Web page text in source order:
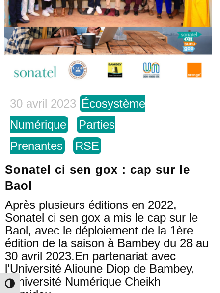
Toggle High Contrast
30 avril 2023 Écosystème
Numérique
Parties
Prenantes
RSE
Sonatel ci sen gox : cap sur le
Baol
Après plusieurs éditions en 2022,
Sonatel ci sen gox a mis le cap sur le
Baol, avec le déploiement de la 1ère
édition de la saison à Bambey du 28 au
30 avril 2023.En partenariat avec
l'Université Alioune Diop de Bambey,
l'Université Numérique Cheikh